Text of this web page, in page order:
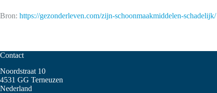
Bron: https://gezonderleven.com/zijn-schoonmaakmiddelen-schadelijk/
Contact
Noordstraat 10
4531 GG Terneuzen
Nederland